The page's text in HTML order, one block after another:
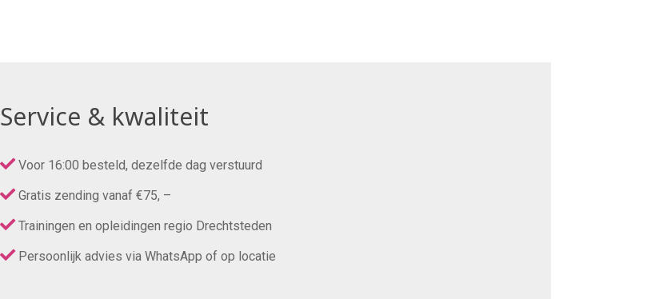
Service & kwaliteit
Voor 16:00 besteld, dezelfde dag verstuurd
Gratis zending vanaf €75, –
Trainingen en opleidingen regio Drechtsteden
Persoonlijk advies via WhatsApp of op locatie